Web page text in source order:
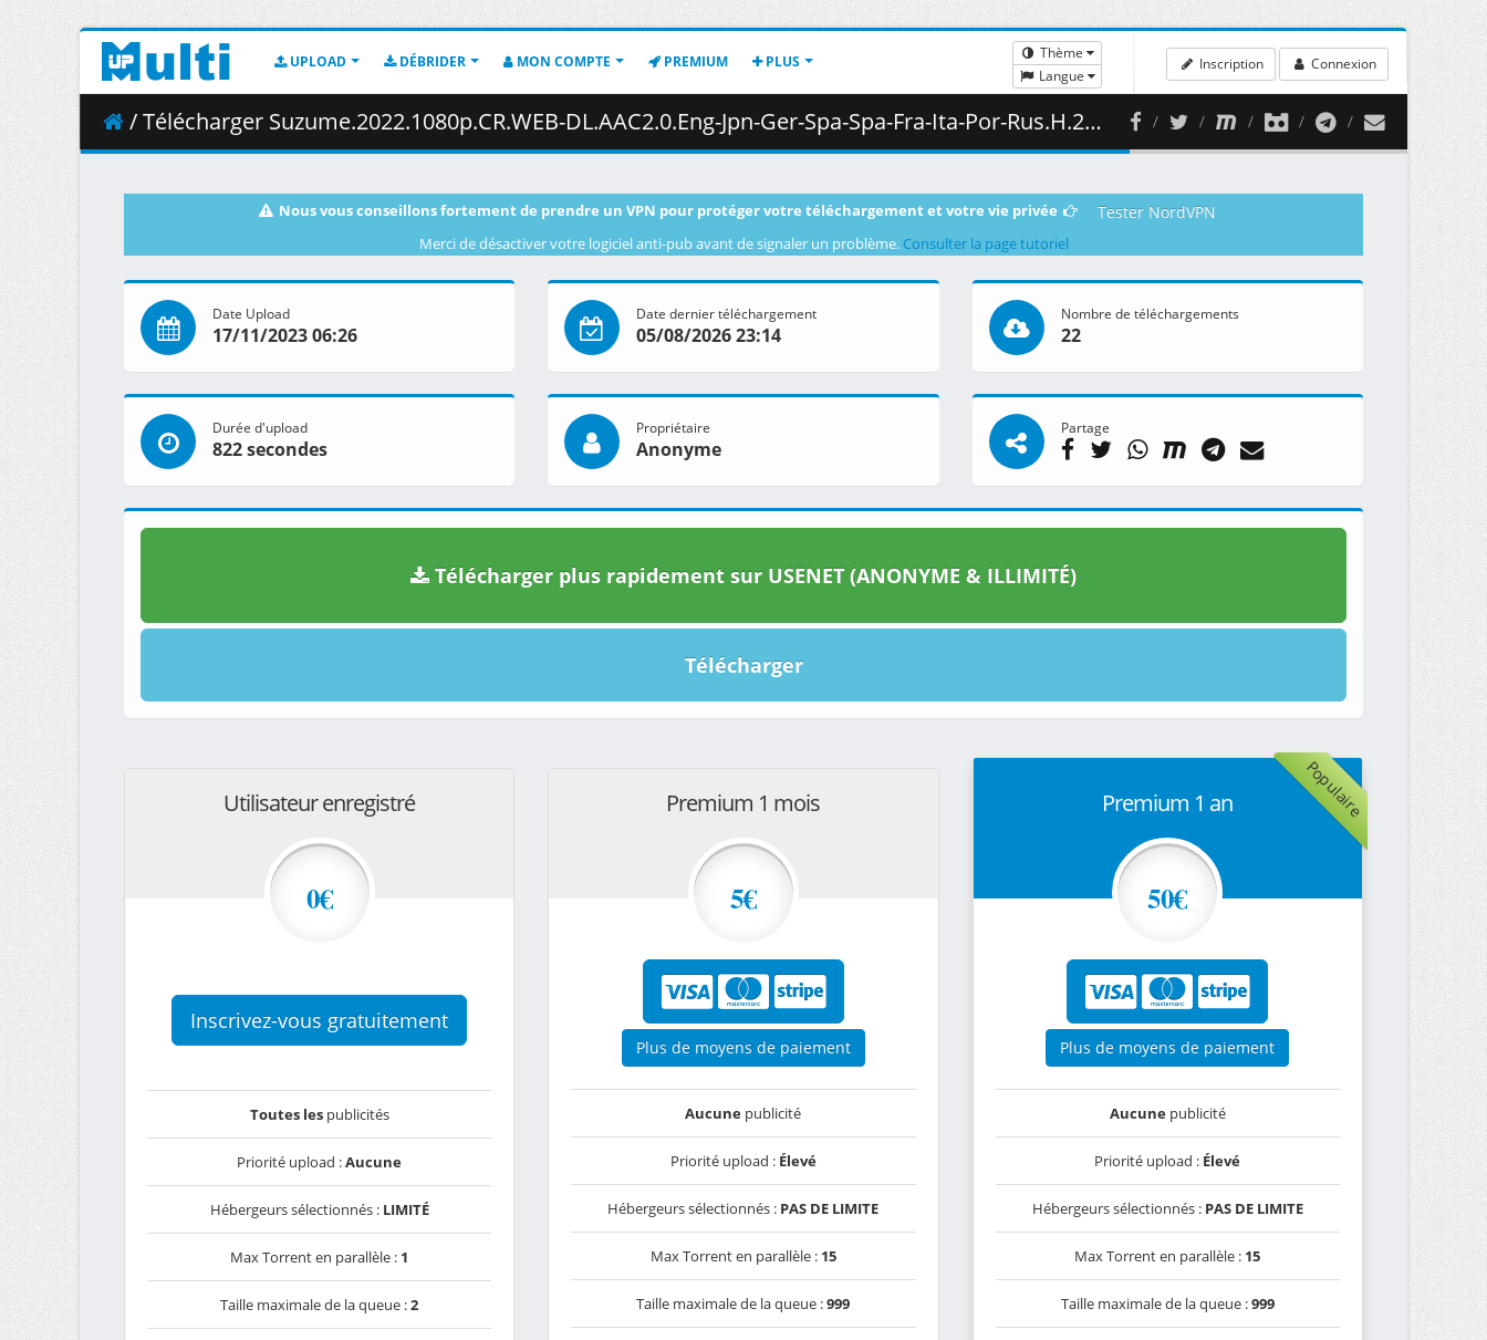
UPLOAD DÉBRIDER MON COMPTE PREMIUM PLUS
Thème
Langue
Inscription Connexion
/ Télécharger Suzume.2022.1080p.CR.WEB-DL.AAC2.0.Eng-Jpn-Ger-Spa-Spa-Fra-Ita-Por-Rus.H.264.MSubs-ToonsHub.mkv.013 ( 495.75 MB )
Nous vous conseillons fortement de prendre un VPN pour protéger votre téléchargement et votre vie privée Tester NordVPN
Merci de désactiver votre logiciel anti-pub avant de signaler un problème. Consulter la page tutoriel
Date Upload
17/11/2023 06:26
Date dernier téléchargement
05/08/2026 23:14
Nombre de téléchargements
22
Durée d'upload
822 secondes
Propriétaire
Anonyme
Partage
Télécharger plus rapidement sur USENET (ANONYME & ILLIMITÉ)
Télécharger
Utilisateur enregistré
0€
Inscrivez-vous gratuitement
Toutes lespublicités
Priorité upload :Aucune
Hébergeurs sélectionnés : LIMITÉ
Max Torrent en parallèle : 1
Taille maximale de la queue :2
Premium 1 mois
5€
Plus de moyens de paiement
Aucune publicité
Priorité upload : Élevé
Hébergeurs sélectionnés : PAS DE LIMITE
Max Torrent en parallèle : 15
Taille maximale de la queue :999
Populaire
Premium 1 an
50€
Plus de moyens de paiement
Aucunepublicité
Priorité upload : Élevé
Hébergeurs sélectionnés : PAS DE LIMITE
Max Torrent en parallèle : 15
Taille maximale de la queue :999